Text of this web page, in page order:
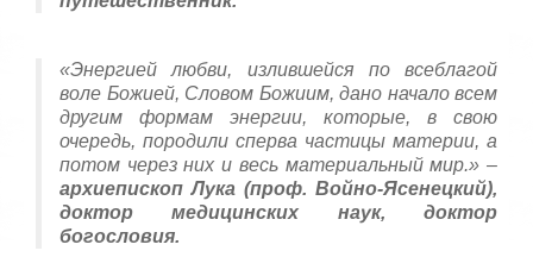
«Энергией любви, излившейся по всеблагой
воле Божией, Словом Божиим, дано начало всем
другим формам энергии, которые, в свою
очередь, породили сперва частицы материи, а
потом через них и весь материальный мир.» –
архиепископ Лука (проф. Войно-Ясенецкий),
доктор медицинских наук, доктор
богословия.